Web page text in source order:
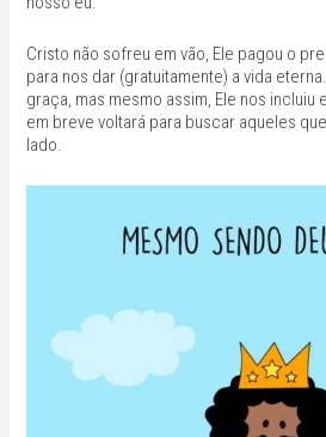
Cristo não sofreu em vão, Ele pagou o
para nos dar (gratuitamente) a vida
graça, mas mesmo assim, Ele nos incluiu
em breve voltará para buscar aqueles
lado.